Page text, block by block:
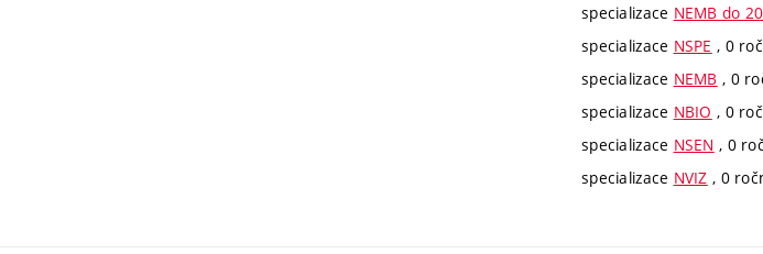
specializace NEMB do
specializace NSPE , 0
specializace NEMB , 0
specializace NBIO , 0
specializace NSEN , 0
specializace NVIZ , 0